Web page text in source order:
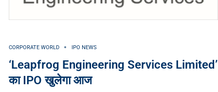
CORPORATE WORLD IPO NEWS
‘Leapfrog Engineering Services Limited’
का IPO खुलेगा आज